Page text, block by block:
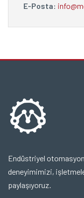
E-Posta:
Endüstriyel
deneyimimizi,
paylaşıyoruz.